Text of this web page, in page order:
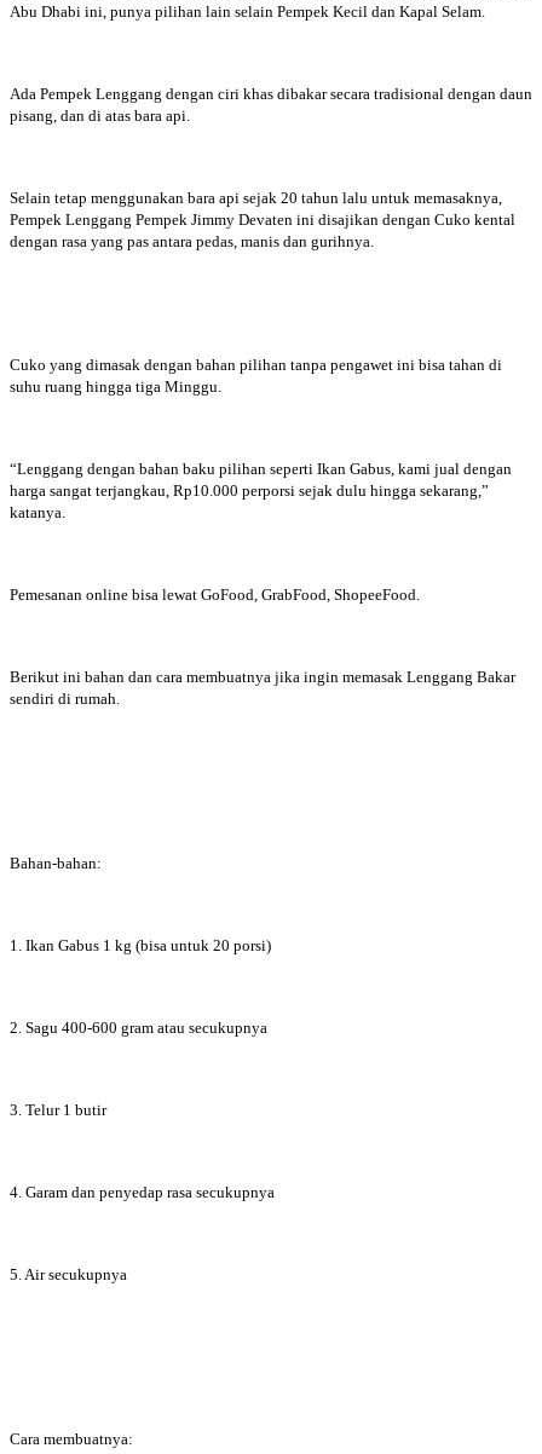
Abu Dhabi ini, punya pilihan lain selain Pempek Kecil dan Kapal Selam.
Ada Pempek Lenggang dengan ciri khas dibakar secara tradisional dengan daun
pisang, dan di atas bara api.
Selain tetap menggunakan bara api sejak 20 tahun lalu untuk memasaknya,
Pempek Lenggang Pempek Jimmy Devaten ini disajikan dengan Cuko kental
dengan rasa yang pas antara pedas, manis dan gurihnya.
Cuko yang dimasak dengan bahan pilihan tanpa pengawet ini bisa tahan di
suhu ruang hingga tiga Minggu.
“Lenggang dengan bahan baku pilihan seperti Ikan Gabus, kami jual dengan
harga sangat terjangkau, Rp10.000 perporsi sejak dulu hingga sekarang,”
katanya.
Pemesanan online bisa lewat GoFood, GrabFood, ShopeeFood.
Berikut ini bahan dan cara membuatnya jika ingin memasak Lenggang Bakar
sendiri di rumah.
Bahan-bahan:
1. Ikan Gabus 1 kg (bisa untuk 20 porsi)
2. Sagu 400-600 gram atau secukupnya
3. Telur 1 butir
4. Garam dan penyedap rasa secukupnya
5. Air secukupnya
Cara membuatnya: